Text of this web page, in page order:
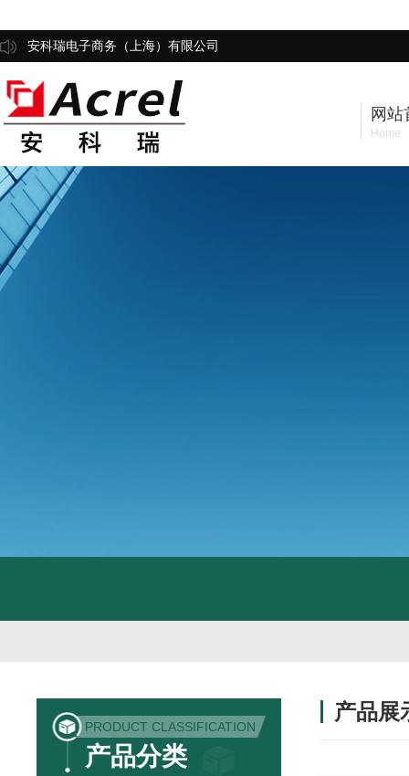
安科瑞电子商务（上海）有限公司
网站
Home
PRODUCT CLASSIFICATION
产品分类
产品展